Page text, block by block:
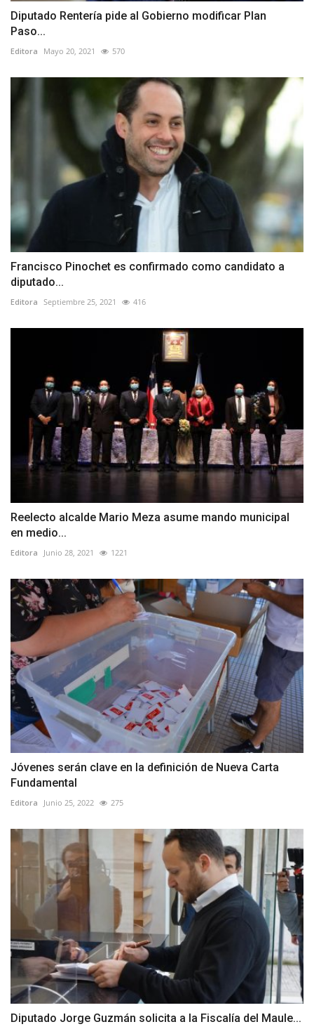
Diputado Rentería pide al Gobierno modificar Plan
Paso...
Editora Mayo 20, 2021 570
Francisco Pinochet es confirmado como candidato a
diputado...
Editora Septiembre 25, 2021 416
Reelecto alcalde Mario Meza asume mando municipal
en medio...
Editora Junio 28, 2021 1221
Jóvenes serán clave en la definición de Nueva Carta
Fundamental
Editora Junio 25, 2022 275
Diputado Jorge Guzmán solicita a la Fiscalía del Maule...